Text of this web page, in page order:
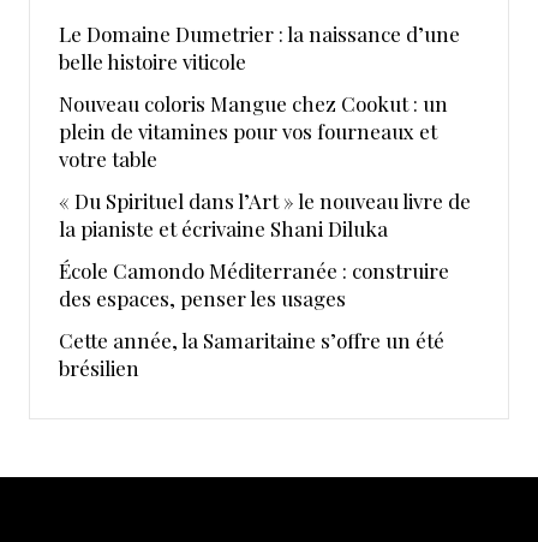
Le Domaine Dumetrier : la naissance d’une
belle histoire viticole
Nouveau coloris Mangue chez Cookut : un
plein de vitamines pour vos fourneaux et
votre table
« Du Spirituel dans l’Art » le nouveau livre de
la pianiste et écrivaine Shani Diluka
École Camondo Méditerranée : construire
des espaces, penser les usages
Cette année, la Samaritaine s’offre un été
brésilien